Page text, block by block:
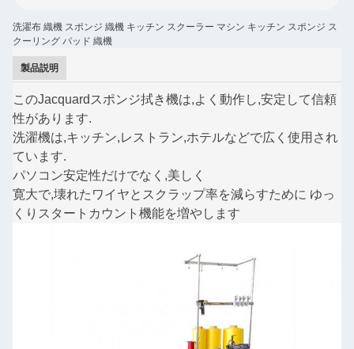
洗濯布 織機 スポンジ 織機 キッチン スクーラー マシン キッチン スポンジ ス
クーリング パッド 織機
製品説明
このJacquardスポンジ拭き機は,よく動作し,安定して信頼
性があります.
洗濯機は,キッチン,レストラン,ホテルなどで広く使用され
ています.
パソコン安定性だけでなく,美しく
寛大で,壊れたワイヤとスクラップ率を減らすために ゆっ
くりスタートカウント機能を増やします